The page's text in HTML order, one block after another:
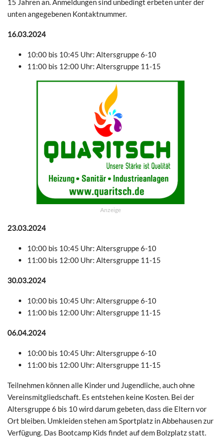
15 Jahren an. Anmeldungen sind unbedingt erbeten unter der
unten angegebenen Kontaktnummer.
16.03.2024
10:00 bis 10:45 Uhr: Altersgruppe 6-10
11:00 bis 12:00 Uhr: Altersgruppe 11-15
Anzeige
23.03.2024
10:00 bis 10:45 Uhr: Altersgruppe 6-10
11:00 bis 12:00 Uhr: Altersgruppe 11-15
30.03.2024
10:00 bis 10:45 Uhr: Altersgruppe 6-10
11:00 bis 12:00 Uhr: Altersgruppe 11-15
06.04.2024
10:00 bis 10:45 Uhr: Altersgruppe 6-10
11:00 bis 12:00 Uhr: Altersgruppe 11-15
Teilnehmen können alle Kinder und Jugendliche, auch ohne
Vereinsmitgliedschaft. Es entstehen keine Kosten. Bei der
Altersgruppe 6 bis 10 wird darum gebeten, dass die Eltern vor
Ort bleiben. Umkleiden stehen am Sportplatz in Abbehausen zur
Verfügung. Das Bootcamp Kids findet auf dem Bolzplatz statt.